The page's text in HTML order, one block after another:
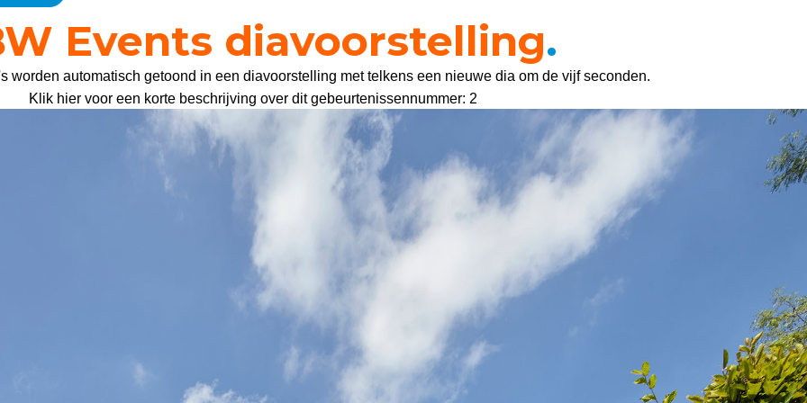
Events diavoorstelling.
worden automatisch getoond in een diavoorstelling met telkens een nieuwe dia om de vijf seconden.
Klik hier voor een korte beschrijving over dit gebeurtenissennummer: 2
Events diavoorstelling.
worden automatisch getoond in een diavoorstelling met telkens een nieuwe dia om de vijf seconden.
Klik hier voor een korte beschrijving over dit gebeurtenissennummer: 3